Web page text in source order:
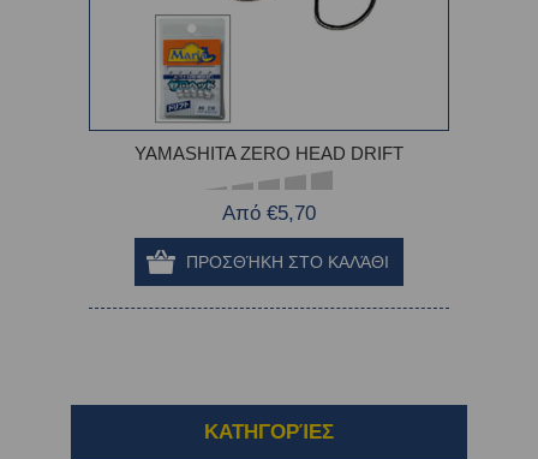
YAMASHITA ZERO HEAD DRIFT
Από €5,70
ΚΑΤΗΓΟΡΊΕΣ